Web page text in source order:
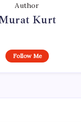
Author
Kurt
Follow Me